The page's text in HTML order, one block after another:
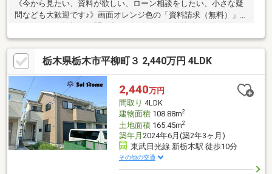
《今から見たい、資料が欲しい、ローン相談をしたい、小さな疑
問なども大歓迎です♪》画面オレンジ色の「資料請求（無料）」を
POINT☆・シューズクローク、パントリーと収納充実♪・南道路で
日当たり良好な物件です！・LDK約19.5帖とお好きな家具を置け
ます♪☆周辺ロケーション☆大宮北小学校 約1.4ｋｍ/徒歩18分東
陽中学校 約2.9ｋｍ/徒歩37分ヨークベニマル栃木平柳店 約
830ｍ/車3分〇未掲載物件や、非公開物件などさらに物件を見たい
方は下記リンクよりソルホームHPへお越しください(^^♪
栃木県栃木市平柳町３ 2,440万円 4LDK
2,440万円
間取り 4LDK
建物面積108.88m2
土地面積165.45m2
築年月 2024年6月(築2年3ヶ月)
東武日光線 新栃木駅 徒歩10分
その他の交通